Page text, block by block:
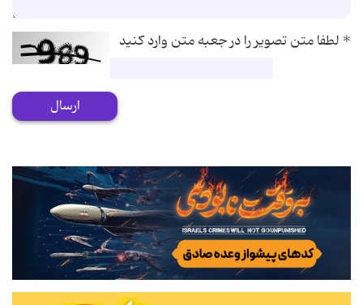
*لطفا متن تصویر را در جعبه متن وارد کنید
ارسال